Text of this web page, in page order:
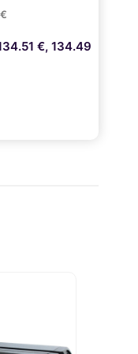
€, 134.49